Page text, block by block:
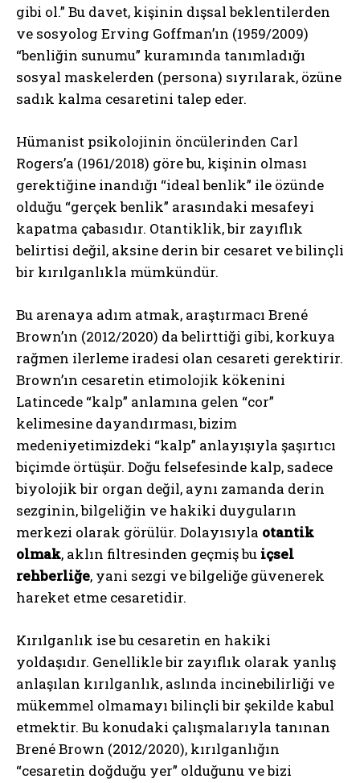
gibi ol.” Bu davet, kişinin dışsal beklentilerden
ve sosyolog Erving Goffman’ın (1959/2009)
“benliğin sunumu” kuramında tanımladığı
sosyal maskelerden (persona) sıyrılarak, özüne
sadık kalma cesaretini talep eder.
Hümanist psikolojinin öncülerinden Carl
Rogers’a (1961/2018) göre bu, kişinin olması
gerektiğine inandığı “ideal benlik” ile özünde
olduğu “gerçek benlik” arasındaki mesafeyi
kapatma çabasıdır. Otantiklik, bir zayıflık
belirtisi değil, aksine derin bir cesaret ve bilinçli
bir kırılganlıkla mümkündür.
Bu arenaya adım atmak, araştırmacı Brené
Brown’ın (2012/2020) da belirttiği gibi, korkuya
rağmen ilerleme iradesi olan cesareti gerektirir.
Brown’ın cesaretin etimolojik kökenini
Latincede “kalp” anlamına gelen “cor”
kelimesine dayandırması, bizim
medeniyetimizdeki “kalp” anlayışıyla şaşırtıcı
biçimde örtüşür. Doğu felsefesinde kalp, sadece
biyolojik bir organ değil, aynı zamanda derin
sezginin, bilgeliğin ve hakiki duyguların
merkezi olarak görülür. Dolayısıyla otantik
olmak, aklın filtresinden geçmiş bu içsel
rehberliğe, yani sezgi ve bilgeliğe güvenerek
hareket etme cesaretidir.
Kırılganlık ise bu cesaretin en hakiki
yoldaşıdır. Genellikle bir zayıflık olarak yanlış
anlaşılan kırılganlık, aslında incinebilirliği ve
mükemmel olmamayı bilinçli bir şekilde kabul
etmektir. Bu konudaki çalışmalarıyla tanınan
Brené Brown (2012/2020), kırılganlığın
“cesaretin doğduğu yer” olduğunu ve bizi